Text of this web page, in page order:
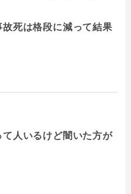
死は格段に減って結果
人いるけど闇いた方が